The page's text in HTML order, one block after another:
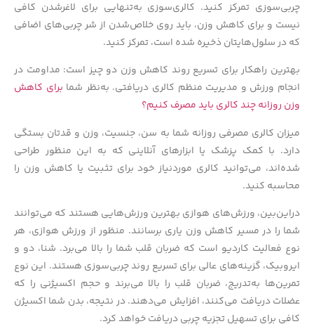
چربی‌سوزی تمرکز کنید. کالری‌سوزی به‌تنهایی برای لاغرشدن کافی
نیست و برای کاهش وزن، باید روی خلاص‌شدن از شر چربی‌های اضافی
که در سلول‌هایتان ذخیره شده است، تمرکز کنید.
بهترین راهکار برای تسریع روند کاهش وزن دو چیز است: مداومت در
انجام ورزش و مدیریت منظم کالری دریافتی. به‌نظر شما برای کاهش
وزن روزانه چند کالری باید مصرف کنیم؟
میزان کالری مصرفی روزانه شما به سن، جنسیت، وزن و قدتان بستگی
دارد. با کمک پزشک یا ابزارهای آنلاینی که به این منظور طراحی
شده‌اند، می‌توانید کالری موردنیاز خود برای تثبیت یا کاهش وزن را
محاسبه کنید.
دراین‌بین، ورزش‌های هوازی بهترین ورزش‌هایی هستند که می‌توانند
شما را در مسیر کاهش وزن یاری برسانند. منظور از ورزش هوازی، هر
نوع فعالیت کاردیو است که ضربان قلب شما را بالا می‌برد. شنا، دو و
ایروبیک، گزینه‌های عالی برای تسریع روند چربی‌سوزی هستند. این نوع
تمرین‌ها به‌تدریج، ضربان قلب را بالا می‌برند و حجم اکسیژنی را که
عضلات دریافت می‌کنند، افزایش می‌دهند. در نتیجه، بدن شما اکسیژن
کافی برای تسهیل تجزیه چربی دریافت خواهد کرد.